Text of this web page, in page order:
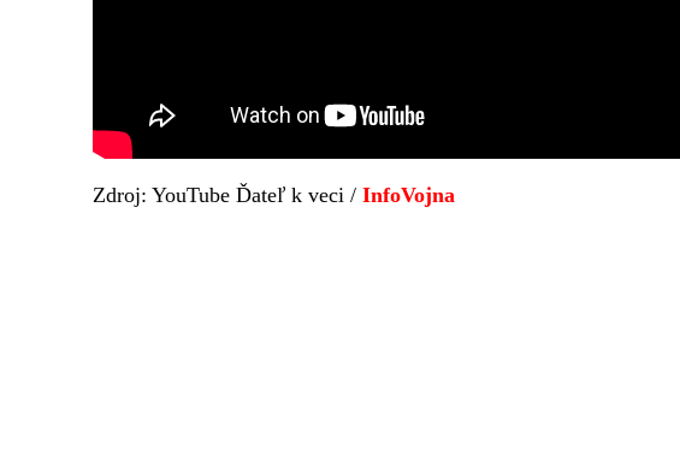
Zdroj: YouTube Ďateľ k veci / InfoVojna